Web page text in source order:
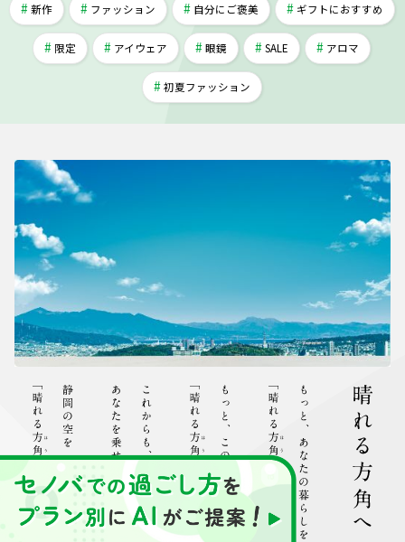
新作 ファッション 自分にご褒美 ギフトにおすすめ
限定 アイウェア 眼鏡 SALE アロマ
初夏ファッション